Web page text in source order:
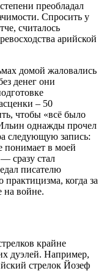
преобладал
Спросить у
считалось
арийской
домой жаловались
денег они
– 50
чтобы «всё было
однажды прочел
следующую запись:
понимает в моей
сразу стал
писателю
когда за
на войне.
крайне
дуэлей. Например,
стрелок Йозеф